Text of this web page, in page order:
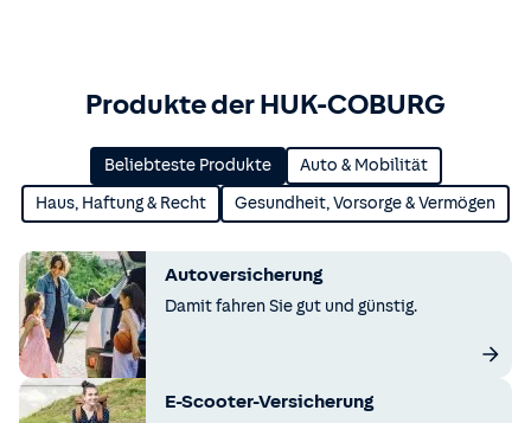
Produkte der HUK-COBURG
Beliebteste Produkte Auto & Mobilität
Haus, Haftung & Recht Gesundheit, Vorsorge & Vermögen
Autoversicherung
Damit fahren Sie gut und günstig.
E-Scooter-Versicherung